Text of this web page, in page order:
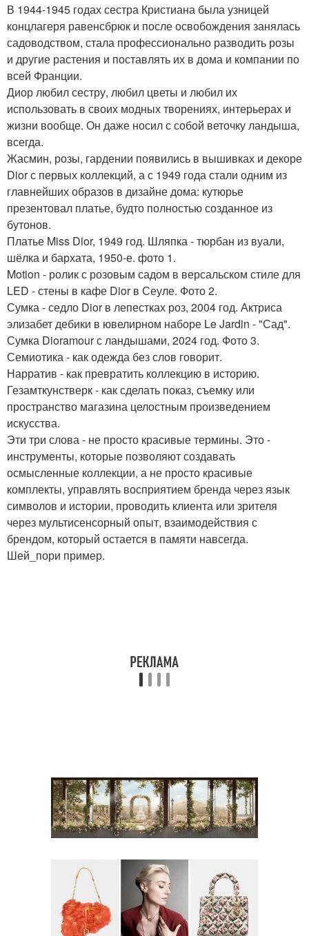
В 1944-1945 годах сестра Кристиана была узницей
концлагеря равенсбрюк и после освобождения занялась
садоводством, стала профессионально разводить розы
и другие растения и поставлять их в дома и компании по
всей Франции.
Диор любил сестру, любил цветы и любил их
использовать в своих модных творениях, интерьерах и
жизни вообще. Он даже носил с собой веточку ландыша,
всегда.
Жасмин, розы, гардении появились в вышивках и декоре
Dior с первых коллекций, а с 1949 года стали одним из
главнейших образов в дизайне дома: кутюрье
презентовал платье, будто полностью созданное из
бутонов.
Платье Miss Dior, 1949 год. Шляпка - тюрбан из вуали,
шёлка и бархата, 1950-е. фото 1.
Motion - ролик с розовым садом в версальском стиле для
LED - стены в кафе Dior в Сеуле. Фото 2.
Сумка - седло Dior в лепестках роз, 2004 год. Актриса
элизабет дебики в ювелирном наборе Le Jardin - "Сад".
Сумка Dioramour с ландышами, 2024 год. Фото 3.
Семиотика - как одежда без слов говорит.
Нарратив - как превратить коллекцию в историю.
Гезамткунстверк - как сделать показ, съемку или
пространство магазина целостным произведением
искусства.
Эти три слова - не просто красивые термины. Это -
инструменты, которые позволяют создавать
осмысленные коллекции, а не просто красивые
комплекты, управлять восприятием бренда через язык
символов и истории, проводить клиента или зрителя
через мультисенсорный опыт, взаимодействия с
брендом, который остается в памяти навсегда.
Шей_пори пример.